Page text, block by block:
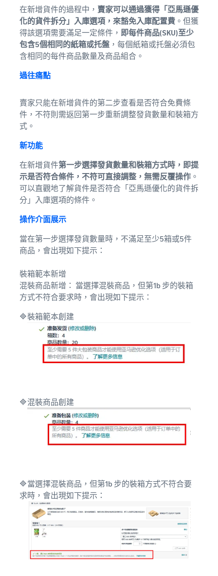
在新增貨件的過程中， 賣家可以通過獲得「亞馬遜優
化的貨件拆分」入庫選項，來豁免入庫配置費 。但獲
得該選項需要滿足一定條件， 即每件商品(SKU)至少
包含5個相同的紙箱或托盤 ，每個紙箱或托盤必須包
含相同的每件商品數量及商品組合。
過往痛點
賣家只能在新增貨件的第二步查看是否符合免費條
件，不符則需返回第一步重新調整發貨數量和裝箱方
式。
新功能
在新增貨件第一步選擇發貨數量和裝箱方式時，即提
示是否符合條件，不符可直接調整，無需反覆操作 。
可以直觀地了解貨件是否符合「亞馬遜優化的貨件拆
分」入庫選項的條件。
操作介面展示
當在第一步選擇發貨數量時，不滿足至少5箱或5件
商品，會出現如下提示：
裝箱範本新增
混裝商品新增： 當選擇混裝商品，但第1b 步的裝箱
方式不符合要求時，會出現如下提示：
🔷裝箱範本創建
🔷混裝商品創建
🔷當選擇混裝商品，但第1b 步的裝箱方式不符合要
求時，會出現如下提示：